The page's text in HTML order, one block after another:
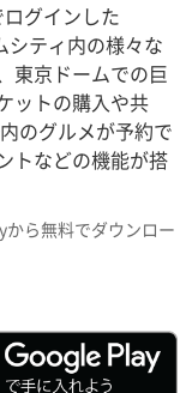
グインした
シティ内の様々な
東京ドームでの巨
ットの購入や共
のグルメが予約で
トなどの機能が搭
ら無料でダウンロー